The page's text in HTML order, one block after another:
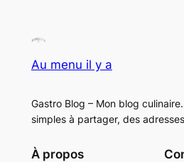
Au menu il y a
Gastro Blog – Mon blog
simples à partager, des
À propos